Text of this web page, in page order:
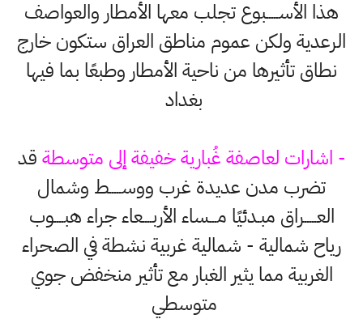
هذا الأســـــبوع تجلب معها الأمطار والعواصف
الرعدية ولكن عموم مناطق العراق ستكون خارج
نطاق تأثيرها من ناحية الأمطار وطبعًا بما فيها
بغداد
- اشارات لعاصفة غُبارية خفيفة إلى متوسطةقد
تضرب مدن عديدة غرب ووســـــط وشمال
العـــــراق مبـدئيًا مـــساء الأربــــعاء جراء هبــــوب
رياح شمالية - شمالية غربية نشطة في الصحراء
الغربية مما يثير الغبار مع تأثير منخفض جوي
متوسطي